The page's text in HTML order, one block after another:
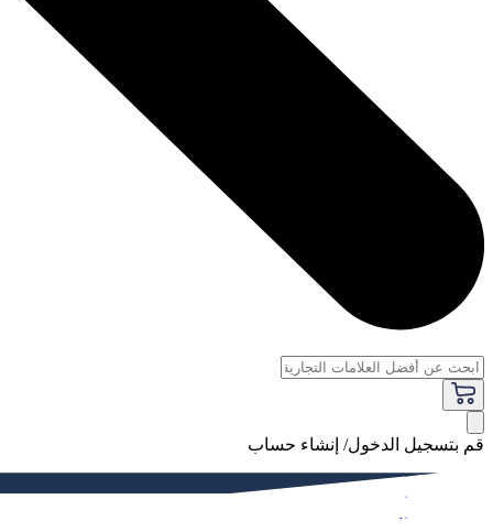
قم بتسجيل الدخول/ إنشاء حساب
فاخر
النساء
الرجال